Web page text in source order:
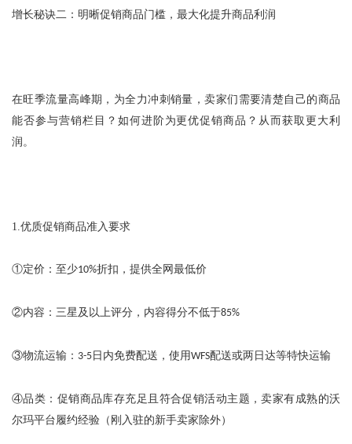
增长秘诀二：明晰促销商品门槛，最大化提升商品利润
在旺季流量高峰期，为全力冲刺销量，卖家们需要清楚自己的商品
能否参与营销栏目？如何进阶为更优促销商品？从而获取更大利
润。
1.优质促销商品准入要求
①定价：至少10%折扣，提供全网最低价
②内容：三星及以上评分，内容得分不低于85%
③物流运输： 3-5 日内免费配送，使用WFS配送或两日达等特快运输
④品类：促销商品库存充足且符合促销活动主题，卖家有成熟的沃
尔玛平台履约经验（刚入驻的新手卖家除外）